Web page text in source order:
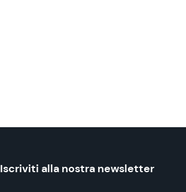
Iscriviti alla nostra newsletter